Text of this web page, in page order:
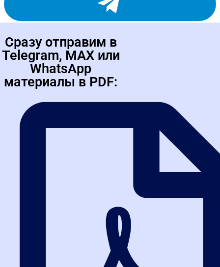
Сразу отправим в
Telegram, MAX или
WhatsApp
материалы в PDF: